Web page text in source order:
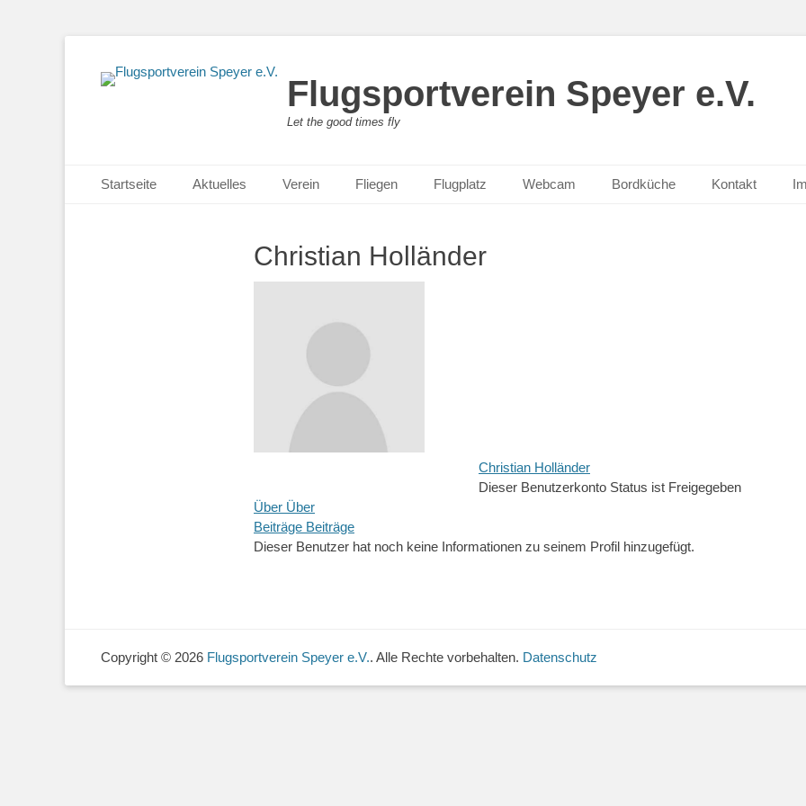
Flugsportverein Speyer e.V.
Let the good times fly
Primäres Menü
Inhalt
Startseite Aktuelles Verein Fliegen Flugplatz Webcam Bordküche Kontakt
Christian Holländer
Christian Holländer
Dieser Benutzerkonto Status ist Freigegeben
Über Über
Beiträge Beiträge
Dieser Benutzer hat noch keine Informationen zu seinem Profil hinzugefügt.
Copyright © 2026 Flugsportverein Speyer e.V.. Alle Rechte vorbehalten. Datenschutz